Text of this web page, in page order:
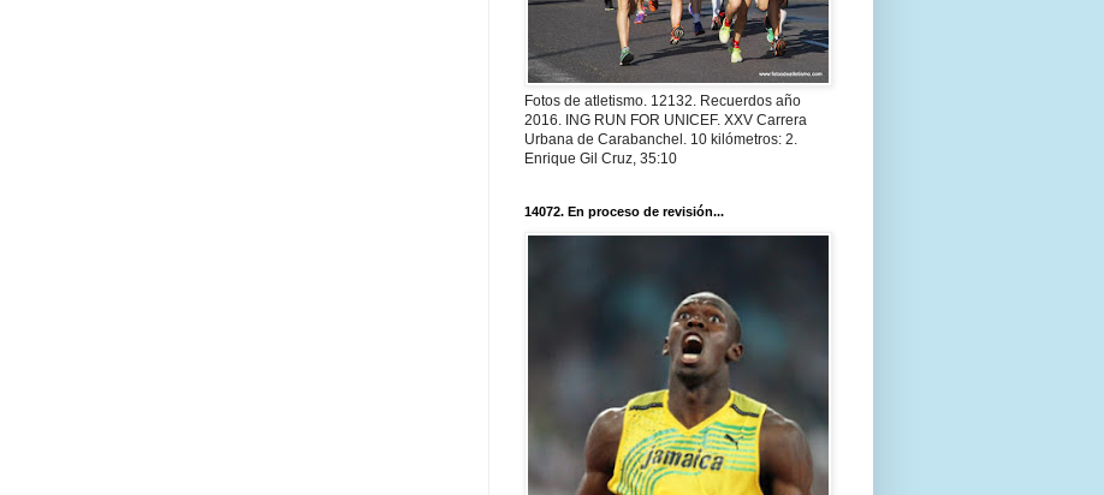
Fotos de atletismo. 12132. Recuerdos año
2016. ING RUN FOR UNICEF. XXV Carrera
Urbana de Carabanchel. 10 kilómetros: 2.
Enrique Gil Cruz, 35:10
14072. En proceso de revisión...